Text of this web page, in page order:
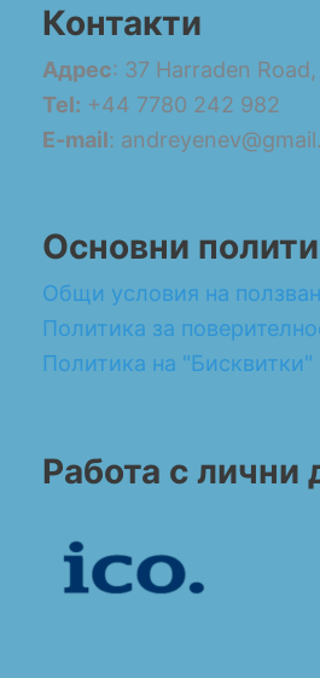
Контакти
Адрес: 37 Harraden
Tel: +44 7780 242 982
E-mail:
Основни
Общи условия на
Политика за
Политика на "Бисквитки"
Работа с лични